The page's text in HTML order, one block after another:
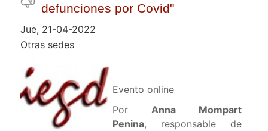
defunciones por Covid"
Jue, 21-04-2022
Otras sedes
Evento online
Por Anna Mompart
Penina, responsable de